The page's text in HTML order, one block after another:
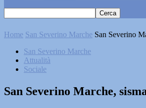
Home San Severino Marche San Severino
San Severino Marche
Attualità
Sociale
San Severino Marche,